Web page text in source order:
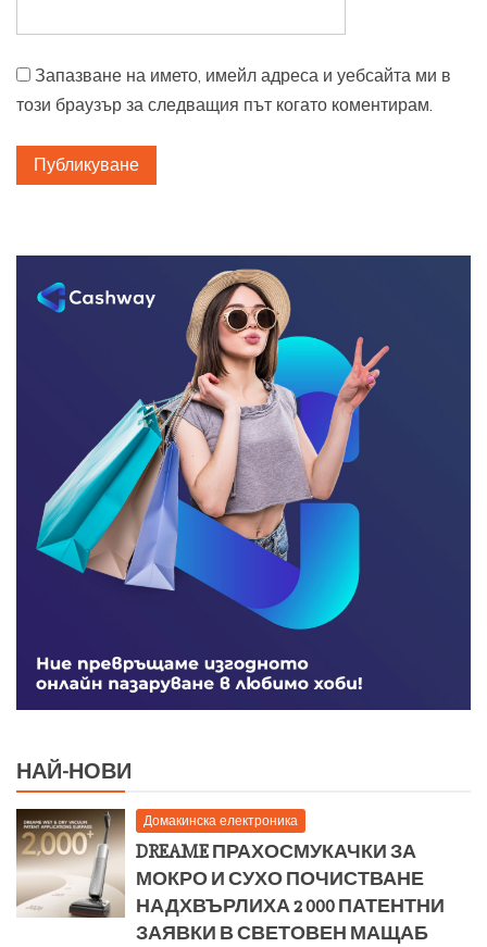
Запазване на името, имейл адреса и уебсайта ми в
този браузър за следващия път когато коментирам.
НАЙ-НОВИ
Домакинска електроника
DREAME ПРАХОСМУКАЧКИ ЗА
МОКРО И СУХО ПОЧИСТВАНЕ
НАДХВЪРЛИХА 2 000 ПАТЕНТНИ
ЗАЯВКИ В СВЕТОВЕН МАЩАБ